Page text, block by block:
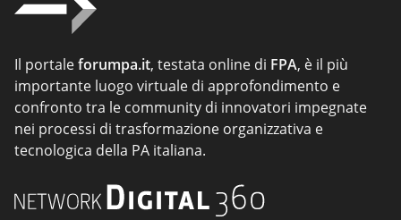
Il portaleforumpa.it, testata online di FPA, è il più
importante luogo virtuale di approfondimento e
confronto tra le community di innovatori impegnate
nei processi di trasformazione organizzativa e
tecnologica della PA italiana.